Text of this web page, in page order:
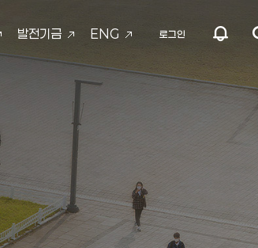
발전기금 ENG 로그인